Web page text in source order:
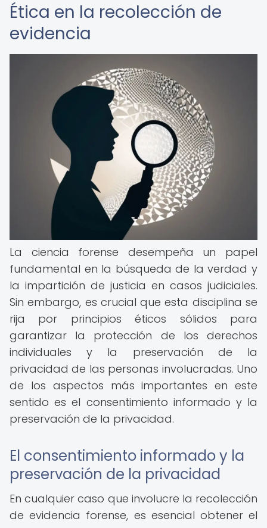
Ética en la recolección de
evidencia
La ciencia forense desempeña un papel
fundamental en la búsqueda de la verdad y
la impartición de justicia en casos judiciales.
Sin embargo, es crucial que esta disciplina se
rija por principios éticos sólidos para
garantizar la protección de los derechos
individuales y la preservación de la
privacidad de las personas involucradas. Uno
de los aspectos más importantes en este
sentido es el consentimiento informado y la
preservación de la privacidad.
El consentimiento informado y la
preservación de la privacidad
En cualquier caso que involucre la recolección
de evidencia forense, es esencial obtener el